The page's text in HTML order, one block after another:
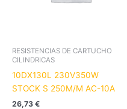
RESISTENCIAS DE CARTUCHO
CILINDRICAS
10DX130L 230V350W
STOCK S 250M/M AC-10A
26,73 €